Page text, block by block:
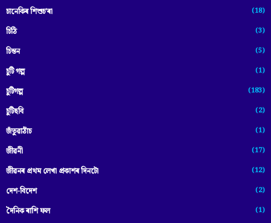
চানেকিৰ শিশুচ’ৰা (18)
চিঠি (3)
চিন্তন (5)
চুটি গল্প (1)
চুটিগল্প (183)
চুটিছবি (2)
জঁতুৱাঠাঁচ (1)
জীৱনী (17)
জীৱনৰ প্ৰথম লেখা প্ৰকাশৰ দিনটো (12)
দেশ-বিদেশ (2)
দৈনিক ৰাশি ফল (1)